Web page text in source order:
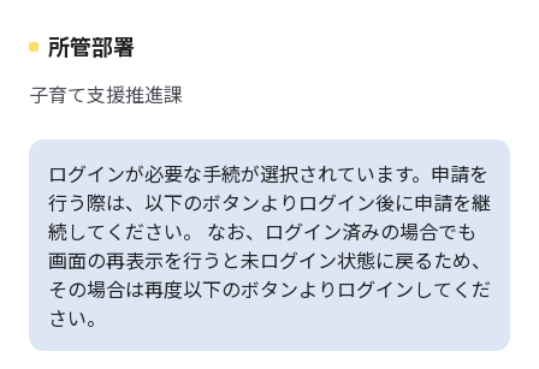
所管部署
子育て支援推進課
ログインが必要な手続が選択されています。申請を
行う際は、以下のボタンよりログイン後に申請を継
続してください。 なお、ログイン済みの場合でも
画面の再表示を行うと未ログイン状態に戻るため、
その場合は再度以下のボタンよりログインしてくだ
さい。